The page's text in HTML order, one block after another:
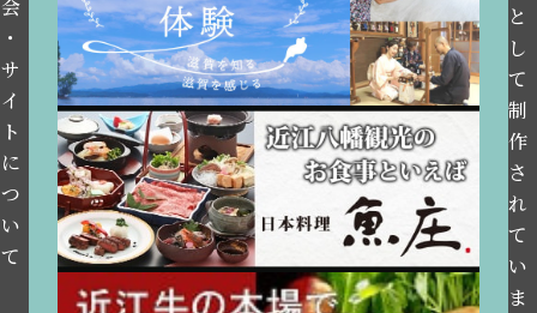
会
・
サ
イ
ト
に
つ
い
て
と
し
て
制
作
さ
れ
て
い
ま